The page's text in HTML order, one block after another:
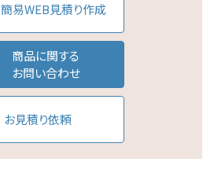
簡易WEB見積り作成
商品に関する
お問い合わせ
お見積り依頼